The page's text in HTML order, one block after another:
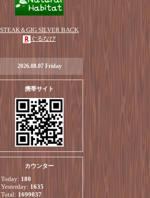
STEAK＆GIG SILVER BACK
ぐるなび
2026.08.07 Friday
携帯サイト
カウンター
Today: 180
Yesterday: 1635
Total: 1699037